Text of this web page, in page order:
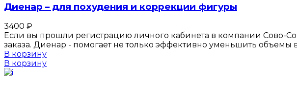
Диенар – для похудения и коррекции фигуры
3400 ₽
Если вы прошли регистрацию личного кабинета в компании Сово-
заказа. Диенар - помогает не только эффективно уменьшить объемы
В корзину
В корзину